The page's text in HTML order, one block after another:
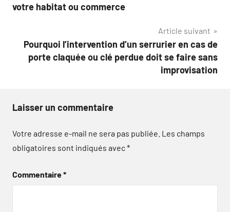
l’article
votre habitat ou commerce
Article suivant
Pourquoi l’intervention d’un serrurier en cas de
porte claquée ou clé perdue doit se faire sans
improvisation
Laisser un commentaire
Votre adresse e-mail ne sera pas publiée. Les champs
obligatoires sont indiqués avec*
Commentaire*